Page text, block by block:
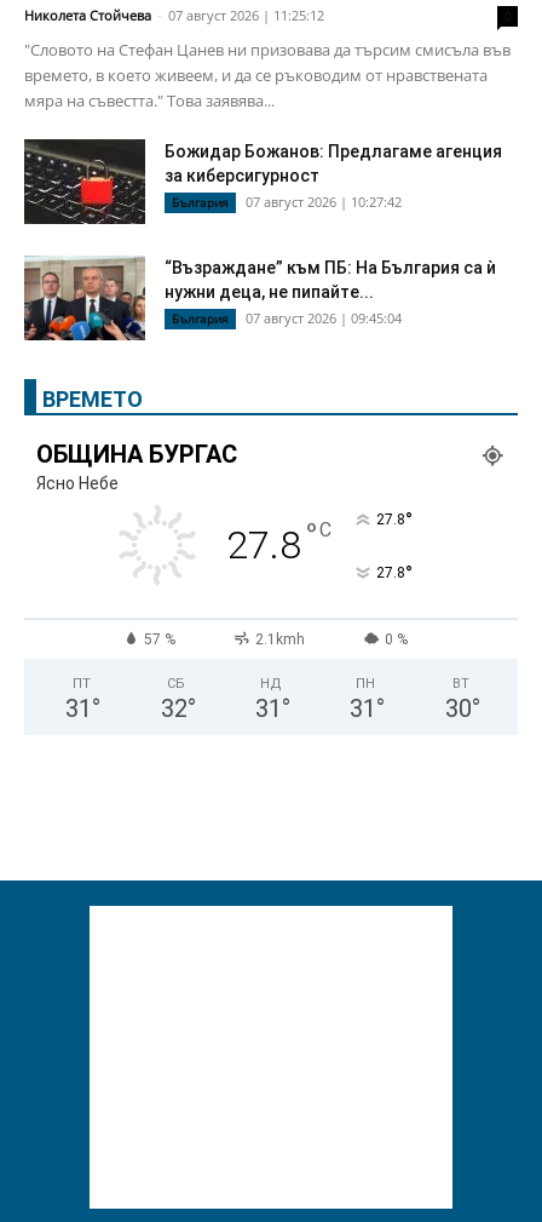
Николета Стойчева - 07 август 2026 | 11:25:12
"Словото на Стефан Цанев ни призовава да търсим смисъла във
времето, в което живеем, и да се ръководим от нравствената
мяра на съвестта." Това заявява...
Божидар Божанов: Предлагаме агенция
за киберсигурност
България 07 август 2026 | 10:27:42
“Възраждане” към ПБ: На България са ѝ
нужни деца, не пипайте...
България 07 август 2026 | 09:45:04
ВРЕМЕТО
ОБЩИНА БУРГАС
Ясно Небе
27.8°C 27.8°
27.8°
57 % 2.1kmh 0 %
ПТ
31 °
СБ
32°
НД
31 °
ПН
31 °
ВТ
30°